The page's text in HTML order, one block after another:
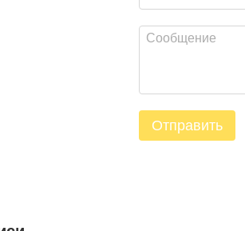
Отправить